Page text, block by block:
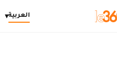
العربية▾